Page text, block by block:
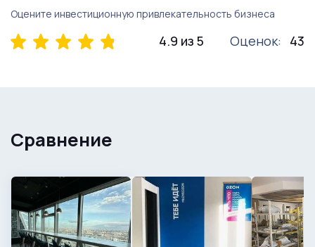
Оцените инвестиционную привлекательность бизнеса
4.9 из 5 Оценок: 43
Сравнение